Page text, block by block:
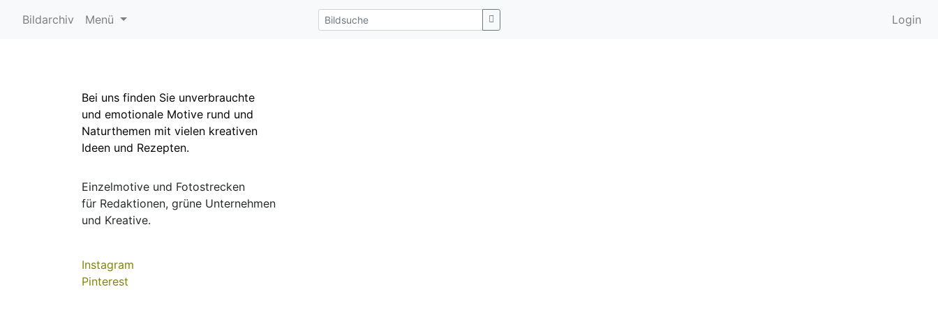
Bildarchiv Menü Login
Bei uns finden Sie unverbrauchte
und emotionale Motive rund und
Naturthemen mit vielen kreativen
Ideen und Rezepten.
Einzelmotive und Fotostrecken
für Redaktionen, grüne Unternehmen
und Kreative.
Instagram
Pinterest